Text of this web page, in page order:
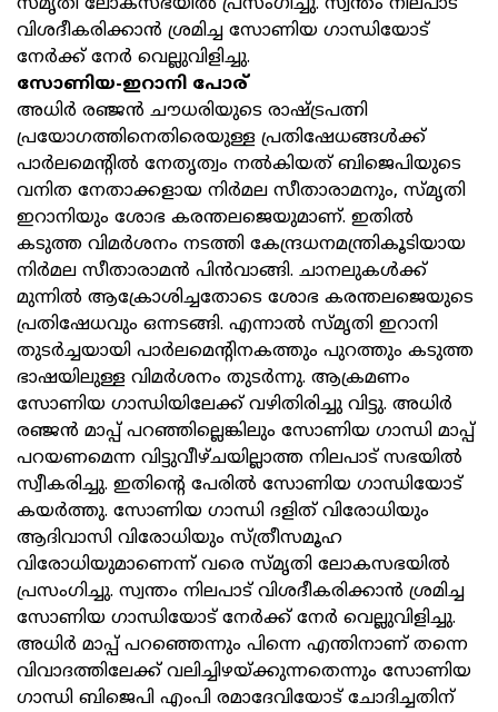
സ്മൃതി ലോകസഭയിൽ പ്രസംഗിച്ചു. സ്വന്തം നിലപാട്
വിശദീകരിക്കാൻ ശ്രമിച്ച സോണിയ ഗാന്ധിയോട്
നേർക്ക് നേർ വെല്ലുവിളിച്ചു.
സോണിയ-ഇറാനി പോര്
അധിർ രഞ്ജൻ ചൗധരിയുടെ രാഷ്ട്രപത്നി
പ്രയോഗത്തിനെതിരെയുള്ള പ്രതിഷേധങ്ങൾക്ക്
പാർലമെന്റിൽ നേതൃത്വം നൽകിയത് ബിജെപിയുടെ
വനിത നേതാക്കളായ നിർമല സീതാരാമനും, സ്മൃതി
ഇറാനിയും ശോഭ കരന്തലജെയുമാണ്. ഇതിൽ
കടുത്ത വിമർശനം നടത്തി കേന്ദ്രധനമന്ത്രികൂടിയായ
നിർമല സീതാരാമൻ പിൻവാങ്ങി. ചാനലുകൾക്ക്
മുന്നിൽ ആക്രോശിച്ചതോടെ ശോഭ കരന്തലജെയുടെ
പ്രതിഷേധവും ഒന്നടങ്ങി. എന്നാൽ സ്മൃതി ഇറാനി
തുടർച്ചയായി പാർലമെന്റിനകത്തും പുറത്തും കടുത്ത
ഭാഷയിലുള്ള വിമർശനം തുടർന്നു. ആക്രമണം
സോണിയ ഗാന്ധിയിലേക്ക് വഴിതിരിച്ചു വിട്ടു. അധിർ
രഞ്ജൻ മാപ്പ് പറഞ്ഞില്ലെങ്കിലും സോണിയ ഗാന്ധി മാപ്പ്
പറയണമെന്ന വിട്ടുവീഴ്ചയില്ലാത്ത നിലപാട് സഭയിൽ
സ്വീകരിച്ചു. ഇതിന്റെ പേരിൽ സോണിയ ഗാന്ധിയോട്
കയർത്തു. സോണിയ ഗാന്ധി ദളിത് വിരോധിയും
ആദിവാസി വിരോധിയും സ്ത്രീസമൂഹ
വിരോധിയുമാണെന്ന് വരെ സ്മൃതി ലോകസഭയിൽ
പ്രസംഗിച്ചു. സ്വന്തം നിലപാട് വിശദീകരിക്കാൻ ശ്രമിച്ച
സോണിയ ഗാന്ധിയോട് നേർക്ക് നേർ വെല്ലുവിളിച്ചു.
അധിർ മാപ്പ് പറഞ്ഞെന്നും പിന്നെ എന്തിനാണ് തന്നെ
വിവാദത്തിലേക്ക് വലിച്ചിഴയ്ക്കുന്നതെന്നും സോണിയ
ഗാന്ധി ബിജെപി എംപി രമാദേവിയോട് ചോദിച്ചതിന്